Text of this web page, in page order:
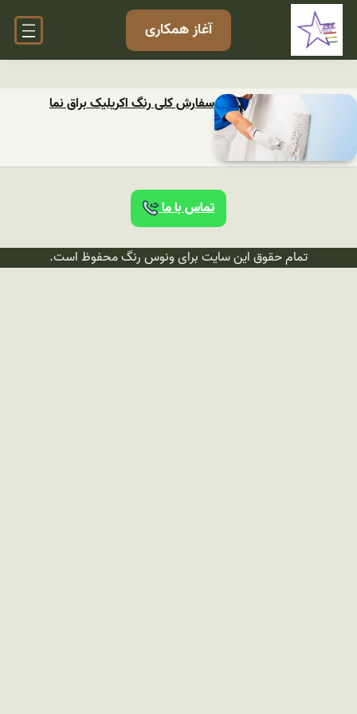
آغاز همکاری
سفارش کلی رنگ اکریلیک براق نما
تماس با ما
تمام حقوق این سایت برای ونوس رنگ محفوظ است.